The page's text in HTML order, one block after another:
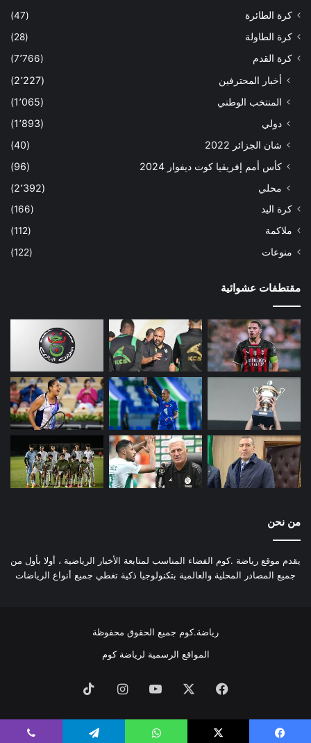
كرة الطائرة
(47)
كرة الطاولة
(28)
كرة القدم
(7٬766)
أخبار المحترفين
(2٬227)
المنتخب الوطني
(1٬065)
دولي
(1٬893)
شان الجزائر 2022
(40)
كأس أمم إفريقيا كوت ديفوار 2024
(96)
محلي
(2٬392)
كرة اليد
(166)
ملاكمة
(112)
منوعات
(122)
مقتطفات عشوائية
من نحن
يقدم موقع رياضة .كوم الفضاء المناسب لمتابعة الأخبار الرياضية ، أولا بأول من
جميع المصادر المحلية والعالمية بتكنولوجيا ذكية تغطي جميع أنواع الرياضات
رياضة.كوم جميع الحقوق محفوظة
المواقع الرسمية لرياضة كوم
فيسبوك ‫YouTubeانستقرام